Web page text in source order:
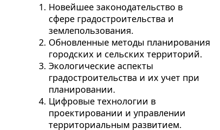
Новейшее законодательство в
сфере градостроительства и
землепользования.
Обновленные методы планирования
городских и сельских территорий.
Экологические аспекты
градостроительства и их учет при
планировании.
Цифровые технологии в
проектировании и управлении
территориальным развитием.